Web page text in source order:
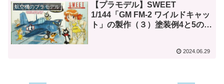
航空機のプラモデル
【プラモデル】SWEET
1/144「GM FM-2 ワイルドキャッ
ト」の製作（３）塗装例4と5の機
2024.06.29